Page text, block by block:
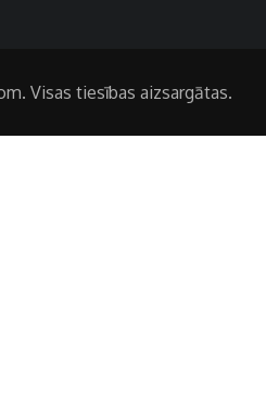
Visas tiesības aizsargātas.